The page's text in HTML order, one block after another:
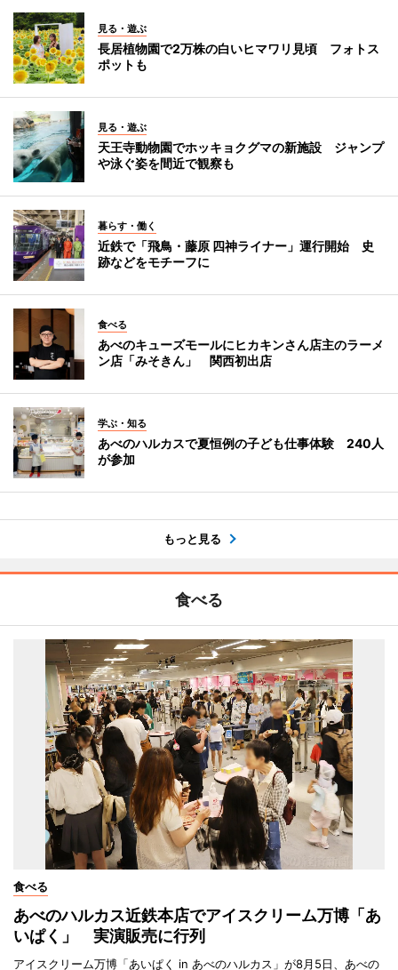
見る・遊ぶ
長居植物園で2万株の白いヒマワリ見頃 フォトス
ポットも
見る・遊ぶ
天王寺動物園でホッキョクグマの新施設 ジャンプ
や泳ぐ姿を間近で観察も
暮らす・働く
近鉄で「飛鳥・藤原 四神ライナー」運行開始 史
跡などをモチーフに
食べる
あべのキューズモールにヒカキンさん店主のラーメ
ン店「みそきん」 関西初出店
学ぶ・知る
あべのハルカスで夏恒例の子ども仕事体験 240人
が参加
もっと見る
食べる
食べる
あべのハルカス近鉄本店でアイスクリーム万博「あ
いぱく」 実演販売に行列
アイスクリーム万博「あいぱく in あべのハルカス」が8月5日、あべの